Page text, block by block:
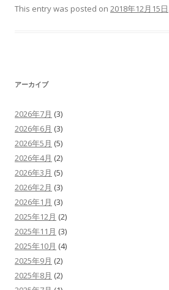
This entry was posted on 2018年12月15日
アーカイブ
2026年7月 (3)
2026年6月 (3)
2026年5月 (5)
2026年4月 (2)
2026年3月 (5)
2026年2月 (3)
2026年1月 (3)
2025年12月 (2)
2025年11月 (3)
2025年10月 (4)
2025年9月 (2)
2025年8月 (2)